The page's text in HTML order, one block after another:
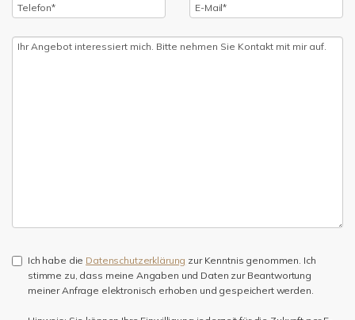
Ich habe die Datenschutzerklärung zur Kenntnis genommen. Ich
stimme zu, dass meine Angaben und Daten zur Beantwortung
meiner Anfrage elektronisch erhoben und gespeichert werden.